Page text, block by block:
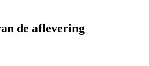
de aflevering